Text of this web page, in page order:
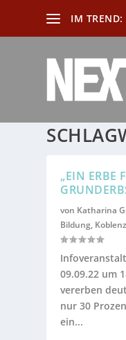
IM TREND:
„EIN ERBE
von Katharina
Bildung, Koblenz
09.09.22 um
vererben
nur 30
ein...